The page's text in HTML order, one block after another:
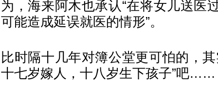
为，海来阿木也承认“在将女儿送医
可能造成延误就医的情形”。
比时隔十几年对簿公堂更可怕的，
十七岁嫁人，十八岁生下孩子”吧……